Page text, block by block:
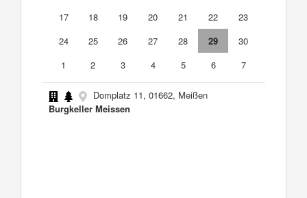
17
18 19 20 21 22
23
24
25 26 27 28 29
30
1
2 3 4 5 6 7
Domplatz 11, 01662, Meißen
Burgkeller Meissen